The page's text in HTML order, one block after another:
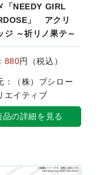
「NEEDY GIRL
」 アクリ
ジ ～祈リノ果テ～
880円（税込）
：（株）ブシロー
エイティブ
品の詳細を見る